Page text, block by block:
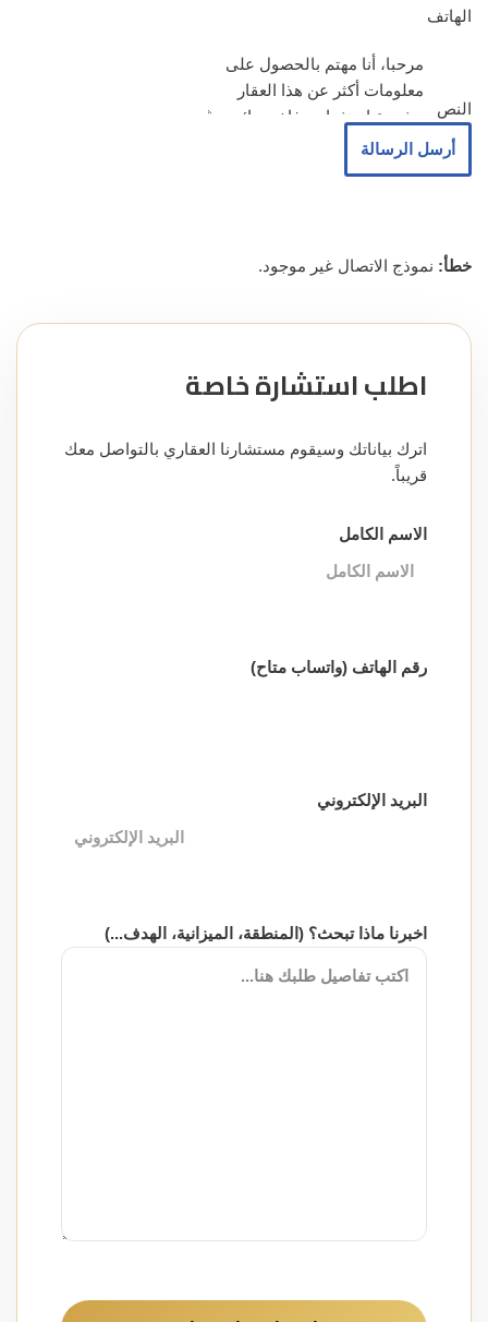
الهاتف
النص
أرسل الرسالة
خطأ: نموذج الاتصال غير موجود.
اطلب استشارة خاصة
اترك بياناتك وسيقوم مستشارنا العقاري بالتواصل معك
قريباً.
الاسم الكامل
رقم الهاتف (واتساب متاح)
البريد الإلكتروني
اخبرنا ماذا تبحث؟ (المنطقة، الميزانية، الهدف...)